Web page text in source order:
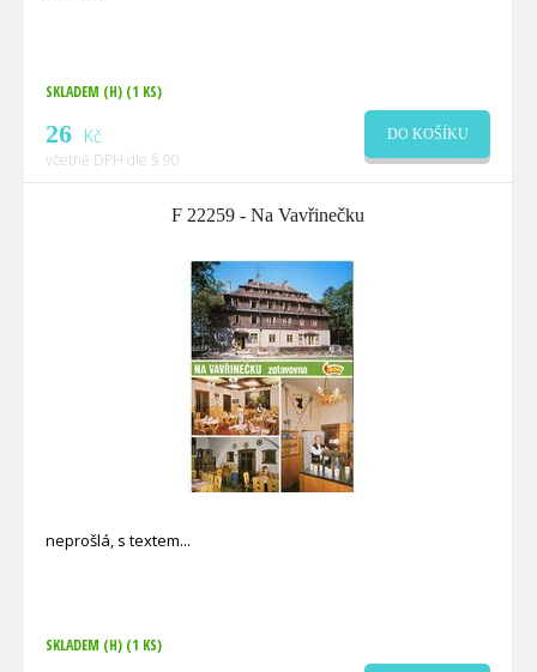
SKLADEM (H) (1 KS)
26 Kč
včetně DPH dle § 90
DO KOŠÍKU
F 22259 - Na Vavřinečku
neprošlá, s textem
SKLADEM (H) (1 KS)